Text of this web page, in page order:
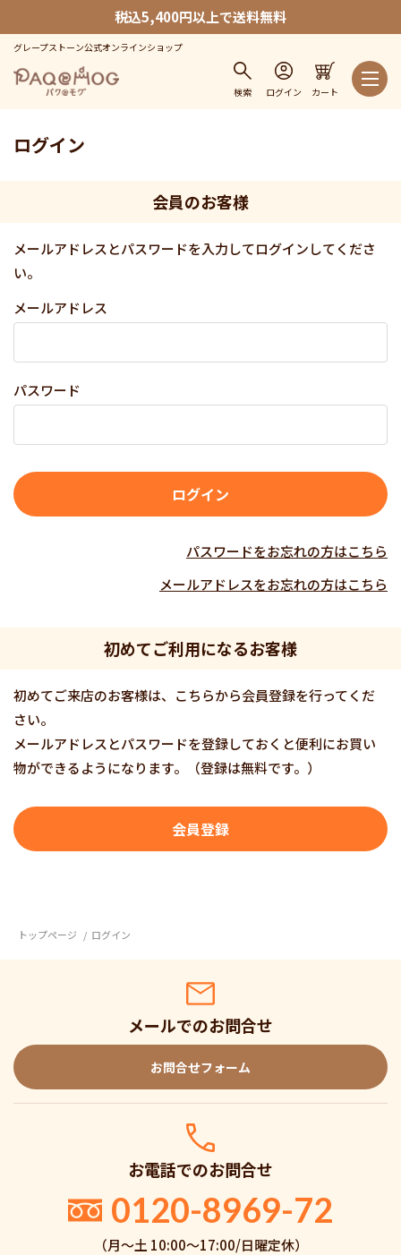
税込5,400円以上で送料無料
グレープストーン公式オンラインショップ
検索 ログイン カート
ログイン
会員のお客様
メールアドレスとパスワードを入力してログインしてくださ
い。
メールアドレス
パスワード
パスワードをお忘れの方はこちら
メールアドレスをお忘れの方はこちら
初めてご利用になるお客様
初めてご来店のお客様は、こちらから会員登録を行ってくだ
さい。
メールアドレスとパスワードを登録しておくと便利にお買い
物ができるようになります。（登録は無料です。）
トップページ ログイン
メールでのお問合せ
お問合せフォーム
お電話でのお問合せ
0120-8969-72
（月〜土 10:00〜17:00/日曜定休）